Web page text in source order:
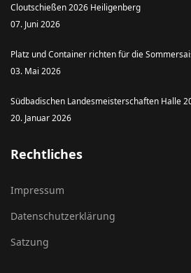
Cloutschießen 2026 Heiligenberg
07. Juni 2026
Platz und Container richten für die
03. Mai 2026
Südbadischen Landesmeisterschaften Halle
20. Januar 2026
Rechtliches
Impressum
Datenschutzerklärung
Satzung